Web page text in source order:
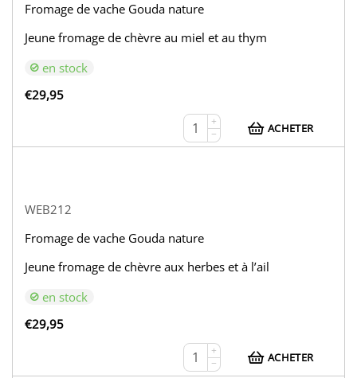
Fromage de vache Gouda nature
Jeune fromage de chèvre au miel et au thym
en stock
€29,95
+
−
ACHETER
WEB212
Fromage de vache Gouda nature
Jeune fromage de chèvre aux herbes et à l’ail
en stock
€29,95
+
−
ACHETER